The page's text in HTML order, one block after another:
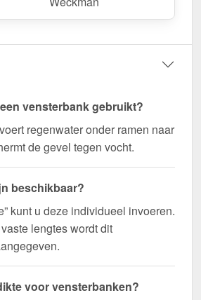
een snelle levering!
vensterbank gebruikt?
regenwater onder ramen naar
de gevel tegen vocht.
beschikbaar?
kunt u deze individueel invoeren.
lengtes wordt dit
voor vensterbanken?